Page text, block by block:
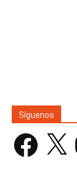
Síguenos
Facebook